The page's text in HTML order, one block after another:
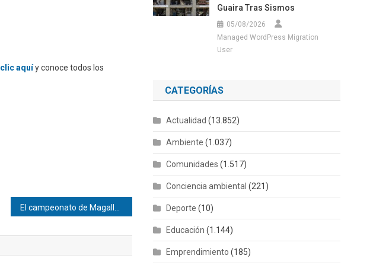
clic aquíy conoce todos los
Guaira Tras Sismos
05/08/2026
Managed WordPress Migration
User
CATEGORÍAS
Actualidad (13.852)
Ambiente (1.037)
Comunidades (1.517)
Conciencia ambiental (221)
Deporte (10)
Educación (1.144)
Emprendimiento (185)